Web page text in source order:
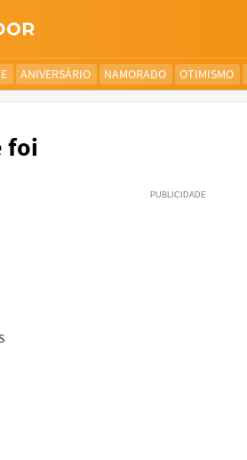
ANIVERSÁRIO NAMORADO OTIMISMO
foi